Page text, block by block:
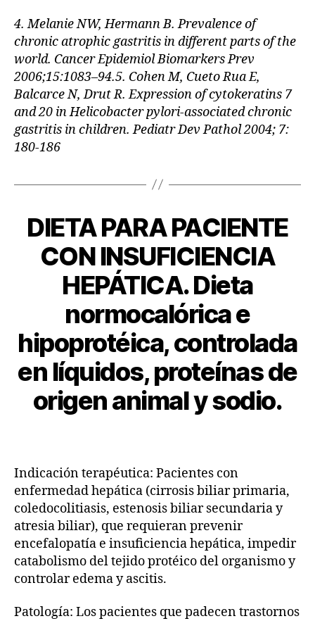
4. Melanie NW, Hermann B. Prevalence of
chronic atrophic gastritis in different parts of the
world. Cancer Epidemiol Biomarkers Prev
2006;15:1083–94.5. Cohen M, Cueto Rua E,
Balcarce N, Drut R. Expression of cytokeratins 7
and 20 in Helicobacter pylori-associated chronic
gastritis in children. Pediatr Dev Pathol 2004; 7:
180-186
DIETA PARA PACIENTE
CON INSUFICIENCIA
HEPÁTICA. Dieta
normocalórica e
hipoprotéica, controlada
en líquidos, proteínas de
origen animal y sodio.
Indicación terapéutica: Pacientes con
enfermedad hepática (cirrosis biliar primaria,
coledocolitiasis, estenosis biliar secundaria y
atresia biliar), que requieran prevenir
encefalopatía e insuficiencia hepática, impedir
catabolismo del tejido protéico del organismo y
controlar edema y ascitis.
Patología: Los pacientes que padecen trastornos